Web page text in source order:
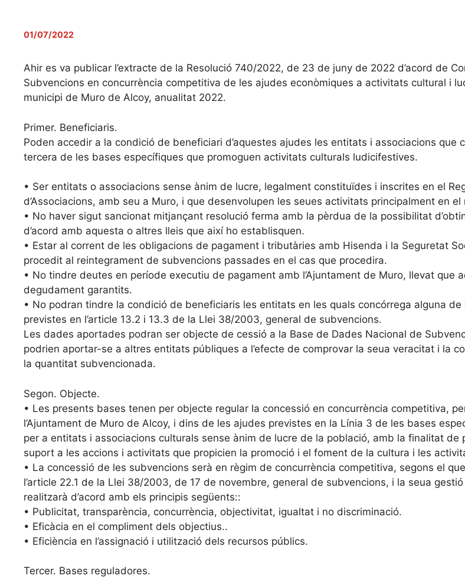
01/07/2022
Ahir es va publicar l’extracte de la Resolució 740/2022, de 23 de juny de 2022 d’acord de
Subvencions en concurrència competitiva de les ajudes econòmiques a activitats cultural i
municipi de Muro de Alcoy, anualitat 2022.
Primer. Beneficiaris.
Poden accedir a la condició de beneficiari d’aquestes ajudes les entitats i associacions que
tercera de les bases específiques que promoguen activitats culturals ludicifestives.
• Ser entitats o associacions sense ànim de lucre, legalment constituïdes i inscrites en el
d’Associacions, amb seu a Muro, i que desenvolupen les seues activitats principalment en el
• No haver sigut sancionat mitjançant resolució ferma amb la pèrdua de la possibilitat
d’acord amb aquesta o altres lleis que així ho establisquen.
• Estar al corrent de les obligacions de pagament i tributàries amb Hisenda i la Seguretat
procedit al reintegrament de subvencions passades en el cas que procedira.
• No tindre deutes en període executiu de pagament amb l’Ajuntament de Muro, llevat que
degudament garantits.
• No podran tindre la condició de beneficiaris les entitats en les quals concórrega alguna de
previstes en l’article 13.2 i 13.3 de la Llei 38/2003, general de subvencions.
Les dades aportades podran ser objecte de cessió a la Base de Dades Nacional de
podrien aportar-se a altres entitats públiques a l’efecte de comprovar la seua veracitat i la
la quantitat subvencionada.
Segon. Objecte.
• Les presents bases tenen per objecte regular la concessió en concurrència competitiva,
l’Ajuntament de Muro de Alcoy, i dins de les ajudes previstes en la Línia 3 de les bases
per a entitats i associacions culturals sense ànim de lucre de la població, amb la finalitat de
suport a les accions i activitats que propicien la promoció i el foment de la cultura i les
• La concessió de les subvencions serà en règim de concurrència competitiva, segons el
l’article 22.1 de la Llei 38/2003, de 17 de novembre, general de subvencions, i la seua
realitzarà d’acord amb els principis següents::
• Publicitat, transparència, concurrència, objectivitat, igualtat i no discriminació.
• Eficàcia en el compliment dels objectius..
• Eficiència en l’assignació i utilització dels recursos públics.
Tercer. Bases reguladores.